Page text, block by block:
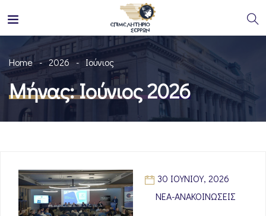
Home 2026 Ιούνιος
Μήνας:Ιούνιος 2026
30 ΙΟΥΝΊΟΥ, 2026
ΝΈΑ-ΑΝΑΚΟΙΝΏΣΕΙΣ